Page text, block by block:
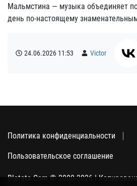
Мальмстина — музыка объединяет
день по-настоящему
24.06.2026 11:53 Victor
Политика конфиденциальности
Пользовательское соглашение
Blatata.Com © 2000-2026 |